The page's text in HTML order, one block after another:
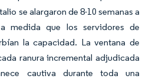
se alargaron de 8-10 semanas a
medida que los servidores de
la capacidad. La ventana de
ranura incremental adjudicada
cautiva durante toda una